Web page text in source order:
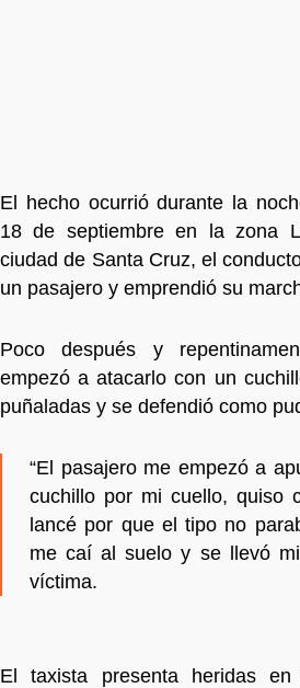
El hecho ocurrió durante la
18 de septiembre en la zona
ciudad de Santa Cruz, el
un pasajero y emprendió su
Poco después y
empezó a atacarlo con un
puñaladas y se defendió como
“El pasajero me empezó a
cuchillo por mi cuello, quiso
lancé por que el tipo no
me caí al suelo y se llevó
víctima.
El taxista presenta heridas